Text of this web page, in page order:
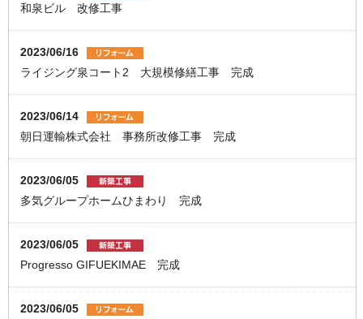
和泉ビル 改修工事
2023/06/16
ライジング泉コート2 大規模修繕工事 完成
2023/06/14
朝日運輸株式会社 事務所改修工事 完成
2023/06/05
多気グループホームひまわり 完成
2023/06/05
Progresso GIFUEKIMAE 完成
2023/06/05